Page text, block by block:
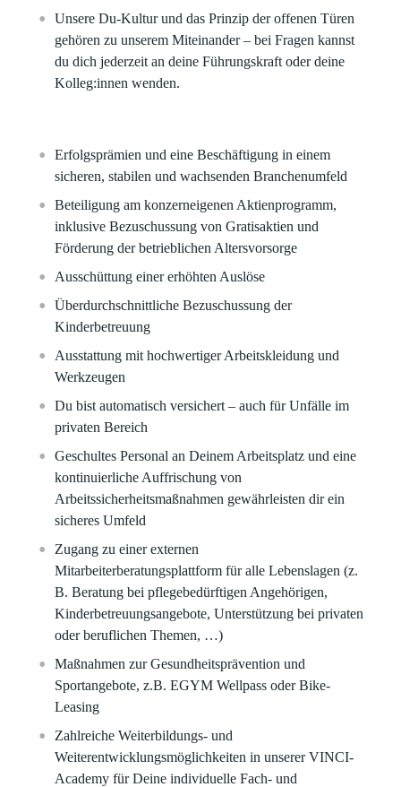
Unsere Du-Kultur und das Prinzip der offenen Türen
gehören zu unserem Miteinander – bei Fragen kannst
du dich jederzeit an deine Führungskraft oder deine
Kolleg:innen wenden.
Erfolgsprämien und eine Beschäftigung in einem
sicheren, stabilen und wachsenden Branchenumfeld​
Beteiligung am konzerneigenen Aktienprogramm,
inklusive Bezuschussung von Gratisaktien und
Förderung der betrieblichen Altersvorsorge​
Ausschüttung einer erhöhten Auslöse
Überdurchschnittliche Bezuschussung der
Kinderbetreuung​
Ausstattung mit hochwertiger Arbeitskleidung und
Werkzeugen​
Du bist automatisch versichert – auch für Unfälle im
privaten Bereich
Geschultes Personal an Deinem Arbeitsplatz und eine
kontinuierliche Auffrischung von
Arbeitssicherheitsmaßnahmen gewährleisten dir ein
sicheres Umfeld​
Zugang zu einer externen
Mitarbeiterberatungsplattform für alle Lebenslagen (z.
B. Beratung bei pflegebedürftigen Angehörigen,
Kinderbetreuungsangebote, Unterstützung bei privaten
oder beruflichen Themen, …)
Maßnahmen zur Gesundheitsprävention und
Sportangebote, z.B. EGYM Wellpass oder Bike-
Leasing​
Zahlreiche Weiterbildungs- und
Weiterentwicklungsmöglichkeiten in unserer VINCI-
Academy für Deine individuelle Fach- und